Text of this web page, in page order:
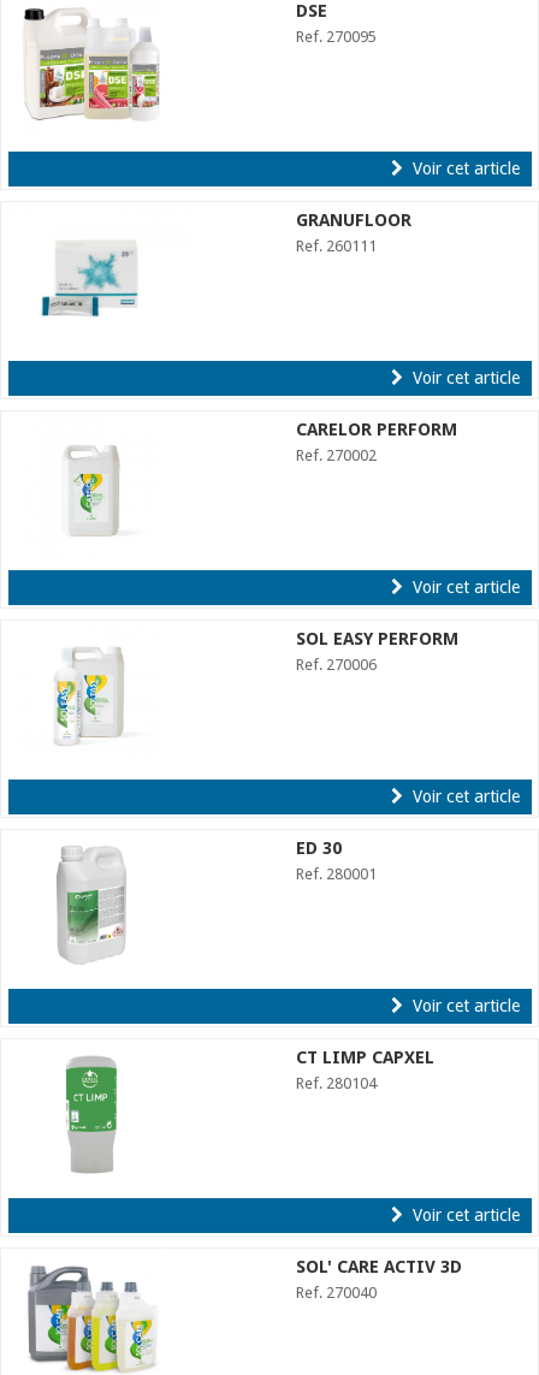
DSE
Ref. 270095
Voir cet article
GRANUFLOOR
Ref. 260111
Voir cet article
CARELOR PERFORM
Ref. 270002
Voir cet article
SOL EASY PERFORM
Ref. 270006
Voir cet article
ED 30
Ref. 280001
Voir cet article
CT LIMP CAPXEL
Ref. 280104
Voir cet article
SOL' CARE ACTIV 3D
Ref. 270040